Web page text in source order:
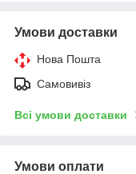
Умови доставки
Нова Пошта
Самовивіз
Всі умови доставки
Умови оплати